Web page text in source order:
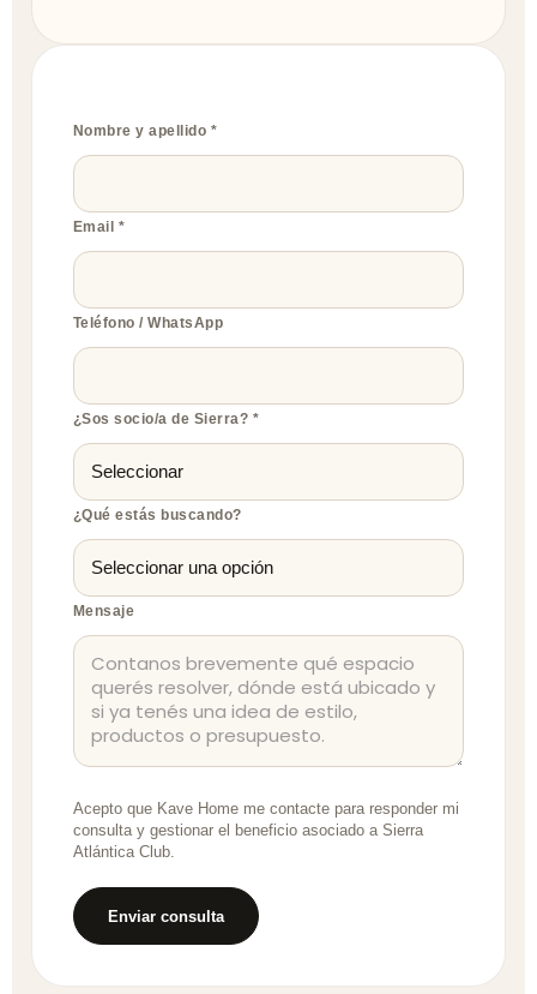
Nombre y apellido *
Email *
Teléfono / WhatsApp
¿Sos socio/a de Sierra? *
¿Qué estás buscando?
Mensaje
Acepto que Kave Home me contacte para responder mi
consulta y gestionar el beneficio asociado a Sierra
Atlántica Club.
Enviar consulta